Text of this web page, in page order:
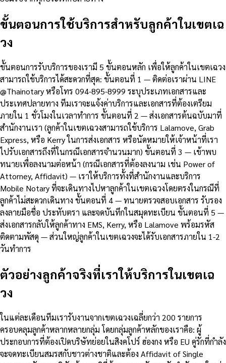
ขั้นตอนการใช้บริการสำหรับลูกค้าในเขตเฉ
วง
ขั้นตอนการรับบริการของเรามี 5 ขั้นตอนหลัก เพื่อให้ลูกค้าในเขตเฉวง
สามารถใช้บริการได้สะดวกที่สุด: ขั้นตอนที่ 1 — ติดต่อเราผ่าน LINE
@Thainotary หรือโทร 094-895-8999 ระบุประเภทเอกสารและ
ประเทศปลายทาง ทีมเราจะแจ้งค่าบริการและเอกสารที่ต้องเตรียม
ภายใน 1 ชั่วโมงในเวลาทำการ ขั้นตอนที่ 2 — ส่งเอกสารต้นฉบับมาที่
สำนักงานเรา (ลูกค้าในเขตเฉวงสามารถใช้บริการ Lalamove, Grab
Express, หรือ Kerry ในการส่งเอกสาร หรือนัดหมายให้เจ้าหน้าที่เรา
ไปรับเอกสารถึงที่ในกรณีเอกสารจำนวนมาก) ขั้นตอนที่ 3 — เข้าพบ
ทนายเพื่อลงนามต่อหน้า (กรณีเอกสารที่ต้องลงนาม เช่น Power of
Attorney, Affidavit) — เราให้บริการทั้งที่สำนักงานและบริการ
Mobile Notary ที่จะเดินทางไปหาลูกค้าในเขตเฉวงโดยตรงในกรณีที่
ลูกค้าไม่สะดวกเดินทาง ขั้นตอนที่ 4 — ทนายตรวจสอบเอกสาร รับรอง
ลงลายมือชื่อ ประทับตรา และจดบันทึกในสมุดทะเบียน ขั้นตอนที่ 5 —
ส่งเอกสารกลับให้ลูกค้าทาง EMS, Kerry, หรือ Lalamove พร้อมรหัส
ติดตามพัสดุ — ส่วนใหญ่ลูกค้าในเขตเฉวงจะได้รับเอกสารภายใน 1-2
วันทำการ
ตัวอย่างลูกค้าจริงที่เราให้บริการในเขตเฉ
วง
ในแต่ละเดือนทีมเรารับงานจากเขตเฉวงเฉลี่ยกว่า 200 รายการ
ครอบคลุมลูกค้าหลากหลายกลุ่ม โดยกลุ่มลูกค้าหลักของเราคือ: ผู้
ประกอบการที่ต้องเปิดบริษัทย่อยในสิงคโปร์ ฮ่องกง หรือ EU คู่รักที่กำลัง
จะจดทะเบียนสมรสกับชาวต่างชาติและต้อง Affidavit of Single